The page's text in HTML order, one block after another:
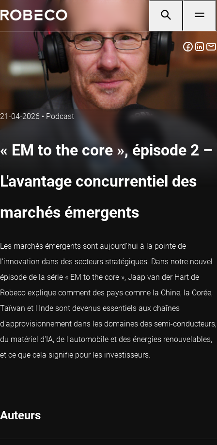
21-04-2026 • Podcast
« EM to the core », épisode 2 –
L'avantage concurrentiel des
marchés émergents
Les marchés émergents sont aujourd'hui à la pointe de
l'innovation dans des secteurs stratégiques. Dans notre nouvel
épisode de la série « EM to the core », Jaap van der Hart de
Robeco explique comment des pays comme la Chine, la Corée,
Taïwan et l'Inde sont devenus essentiels aux chaînes
d'approvisionnement dans les domaines des semi-conducteurs,
du matériel d'IA, de l'automobile et des énergies renouvelables,
et ce que cela signifie pour les investisseurs.
Auteurs